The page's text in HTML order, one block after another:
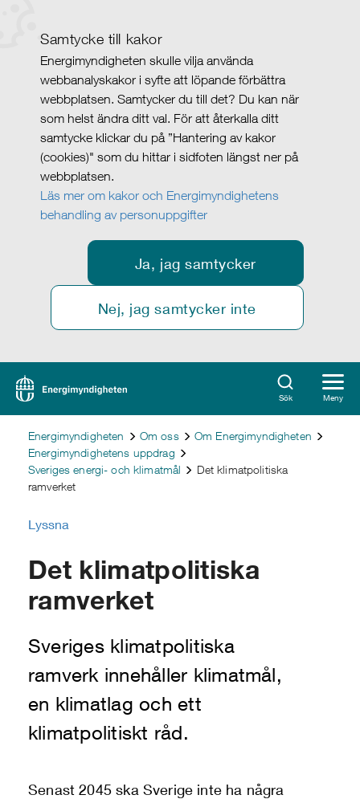
Samtycke till kakor
Energimyndigheten skulle vilja använda
webbanalyskakor i syfte att löpande förbättra
webbplatsen. Samtycker du till det? Du kan när
som helst ändra ditt val. För att återkalla ditt
samtycke klickar du på ”Hantering av kakor
(cookies)" som du hittar i sidfoten längst ner på
webbplatsen.
Läs mer om kakor och Energimyndighetens
behandling av personuppgifter
Ja, jag samtycker
Nej, jag samtycker inte
Sök Meny
Energimyndigheten Om oss
Om Energimyndigheten
Energimyndighetens uppdrag
Sveriges energi- och klimatmål
Det klimatpolitiska
ramverket
Lyssna
Det klimatpolitiska
ramverket
Sveriges klimatpolitiska
ramverk innehåller klimatmål,
en klimatlag och ett
klimatpolitiskt råd.
Senast 2045 ska Sverige inte ha några